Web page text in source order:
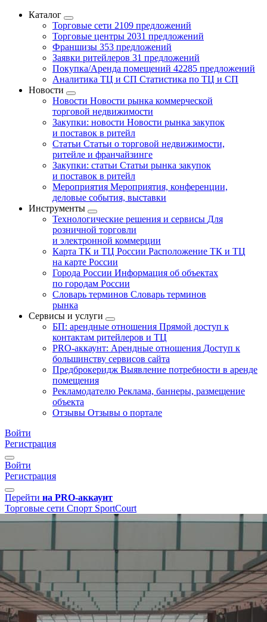
Каталог
Торговые сети 2109 предложений
Торговые центры 2031 предложений
Франшизы 353 предложений
Заявки ритейлеров 31 предложений
Покупка/Аренда помещений 42285 предложений
Аналитика ТЦ и СП Статистика по ТЦ и СП
Новости
Новости Новости рынка коммерческой
торговой недвижимости
Закупки: новости Новости рынка закупок
и поставок в ритейл
Статьи Статьи о торговой недвижимости,
ритейле и франчайзинге
Закупки: статьи Статьи рынка закупок
и поставок в ритейл
Мероприятия Мероприятия, конференции,
деловые события, выставки
Инструменты
Технологические решения и сервисы Для
розничной торговли
и электронной коммерции
Карта ТК и ТЦ России Расположение ТК и ТЦ
на карте России
Города России Информация об объектах
по городам России
Словарь терминов Словарь терминов
рынка
Сервисы и услуги
БП: арендные отношения Прямой доступ к
контактам ритейлеров и ТЦ
PRO-аккаунт: Арендные отношения Доступ к
большинству сервисов сайта
Предброкеридж Выявление потребности в аренде
помещения
Рекламодателю Реклама, баннеры, размещение
объекта
Отзывы Отзывы о портале
Войти
Регистрация
Войти
Регистрация
Перейти на PRO-аккаунт
Торговые сети Спорт SportCourt